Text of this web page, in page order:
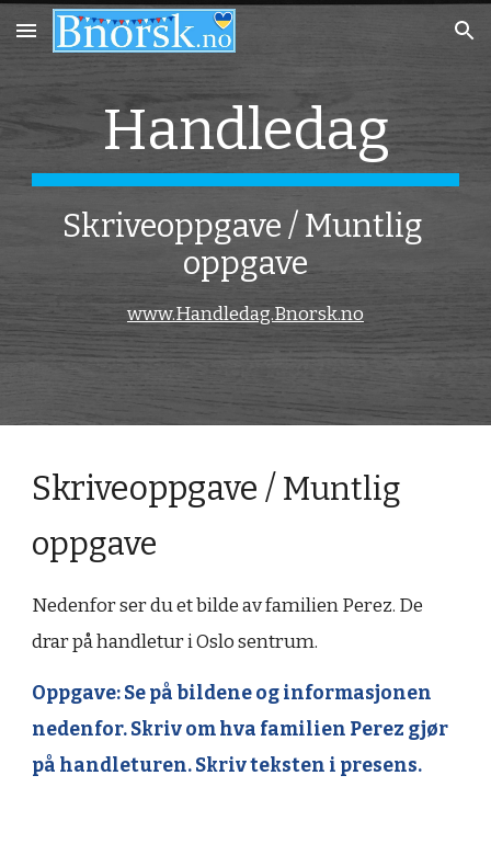
Skip to main content Skip to navigation
Handledag
Skriveoppgave / Muntlig
oppgave
www.Handledag.Bnorsk.no
Skriveoppgave / Muntlig
oppgave
Nedenfor ser du et bilde av familien Perez. De
drar på handletur i Oslo sentrum.
Oppgave: Se på bildene og informasjonen
nedenfor. Skriv om hva familien Perez gjør
på handleturen. Skriv teksten i presens.